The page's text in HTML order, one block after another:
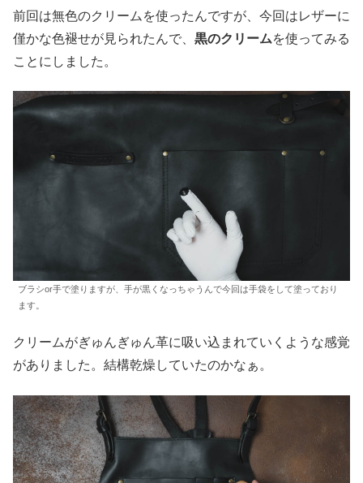
前回は無色のクリームを使ったんですが、今回はレザーに
僅かな色褪せが見られたんで、 黒のクリームを使ってみる
ことにしました。
ブラシor手で塗りますが、手が黒くなっちゃうんで今回は手袋をして塗っており
ます。
クリームがぎゅんぎゅん革に吸い込まれていくような感覚
がありました。結構乾燥していたのかなぁ。